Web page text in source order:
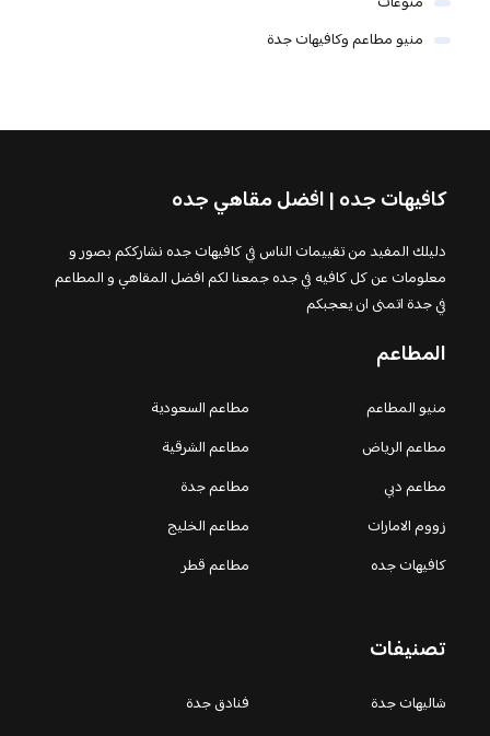
منيو مطاعم وكافيهات جدة
كافيهات جده | افضل مقاهي جده
دليلك المفيد من تقييمات الناس في كافيهات جده نشارككم بصور و
معلومات عن كل كافيه في جده جمعنا لكم افضل المقاهي و المطاعم
في جدة اتمنى ان يعجبكم
المطاعم
منيو المطاعم
مطاعم السعودية
مطاعم الرياض
مطاعم الشرقية
مطاعم دبي
مطاعم جدة
زووم الامارات
مطاعم الخليج
كافيهات جده
مطاعم قطر
تصنيفات
شاليهات جدة
فنادق جدة